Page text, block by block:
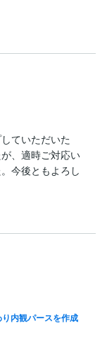
ていただいた
、適時ご対応い
今後ともよろし
内観パースを作成